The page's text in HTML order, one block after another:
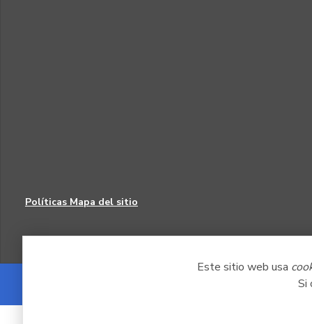
Este sitio web usa
Si
Políticas Mapa del sitio